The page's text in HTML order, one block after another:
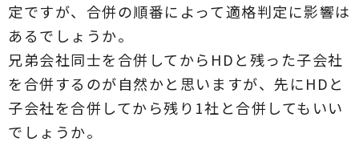
定ですが、合併の順番によって適格判定に影響は
あるでしょうか。
兄弟会社同士を合併してからHDと残った子会社
を合併するのが自然かと思いますが、先にHDと
子会社を合併してから残り1社と合併してもいい
でしょうか。